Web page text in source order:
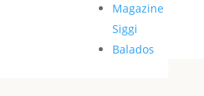
Magazine
Siggi
Balados